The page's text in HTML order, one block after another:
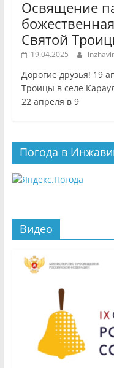
Освящение
Святой
19.04.2025
Дорогие друзья! 19
Троицы в селе
22 апреля в 9
Погода в
Видео